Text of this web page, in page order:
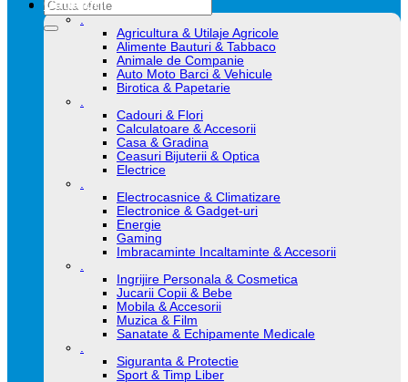
Caută
după:
Categorii
.
Agricultura & Utilaje Agricole
Alimente Bauturi & Tabbaco
Animale de Companie
Auto Moto Barci & Vehicule
Birotica & Papetarie
.
Cadouri & Flori
Calculatoare & Accesorii
Casa & Gradina
Ceasuri Bijuterii & Optica
Electrice
.
Electrocasnice & Climatizare
Electronice & Gadget-uri
Energie
Gaming
Imbracaminte Incaltaminte & Accesorii
.
Ingrijire Personala & Cosmetica
Jucarii Copii & Bebe
Mobila & Accesorii
Muzica & Film
Sanatate & Echipamente Medicale
.
Siguranta & Protectie
Sport & Timp Liber